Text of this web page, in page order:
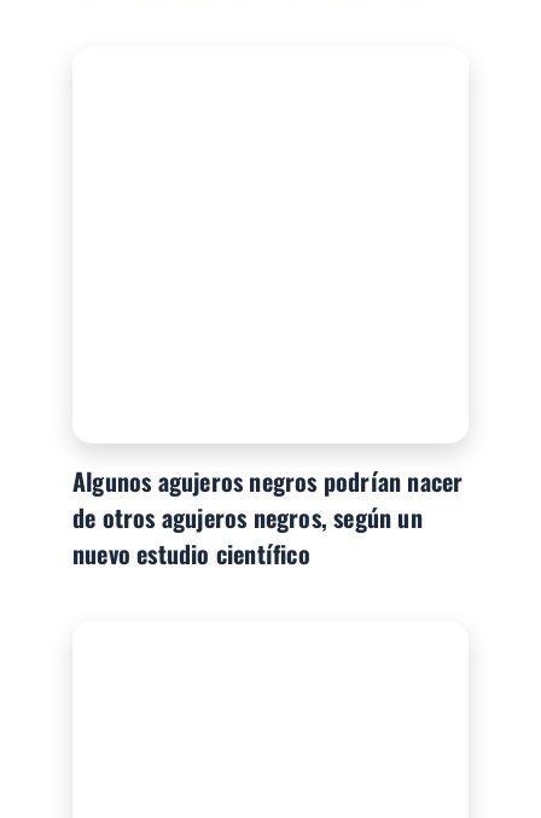
Algunos agujeros negros podrían nacer
de otros agujeros negros, según un
nuevo estudio científico